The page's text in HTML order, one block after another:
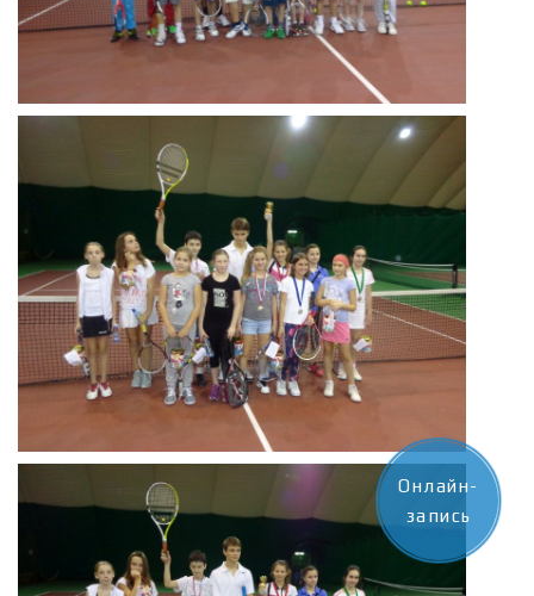
Онлайн-
запись